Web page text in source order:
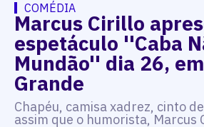
COMÉDIA
Marcus Cirillo
espetáculo ''Caba
Mundão'' dia 26,
Grande
Chapéu, camisa xadrez, cinto
assim que o humorista, Marcus